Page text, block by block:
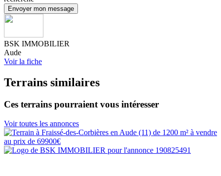
Envoyer mon message
BSK IMMOBILIER
Aude
Voir la fiche
Terrains similaires
Ces terrains pourraient vous intéresser
Voir toutes les annonces